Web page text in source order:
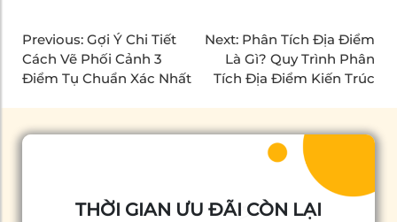
Previous: Gợi Ý Chi Tiết
Cách Vẽ Phối Cảnh 3
Điểm Tụ Chuẩn Xác Nhất
Next: Phân Tích Địa Điểm
Là Gì? Quy Trình Phân
Tích Địa Điểm Kiến Trúc
THỜI GIAN ƯU ĐÃI CÒN LẠI